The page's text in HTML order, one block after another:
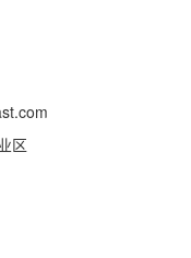
区